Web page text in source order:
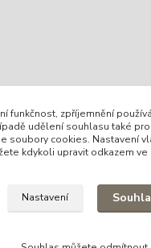
funkčnost, zpříjemnění
udělení souhlasu také
soubory cookies. Nastavení
kdykoli upravit odkazem
Nastavení